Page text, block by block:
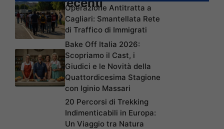
Operazione Antitratta a
Cagliari: Smantellata Rete
di Traffico di Immigrati
Bake Off Italia 2026:
Scopriamo il Cast, i
Giudici e le Novità della
Quattordicesima Stagione
con Iginio Massari
20 Percorsi di Trekking
Indimenticabili in Europa:
Un Viaggio tra Natura